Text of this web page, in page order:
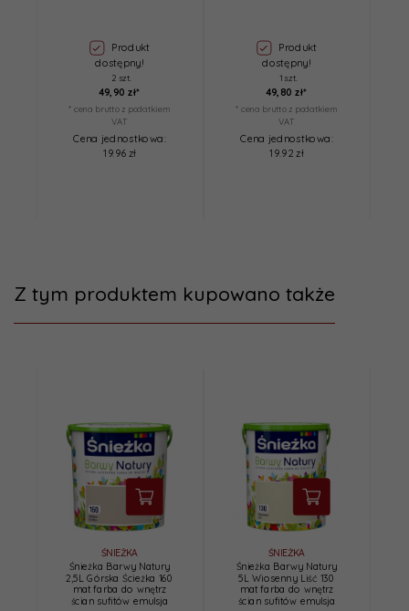
Produkt
dostępny!
2 szt.
49, 90 zł*
* cena brutto z podatkiem
VAT
Cena jednostkowa:
19.96 zł
Produkt
dostępny!
1 szt.
49, 80 zł*
* cena brutto z podatkiem
VAT
Cena jednostkowa:
19.92 zł
Z tym produktem kupowano także
ŚNIEŻKA
Śnieżka Barwy Natury
2,5L Górska Ścieżka 160
mat farba do wnętrz
ścian sufitów emulsja
ŚNIEŻKA
Śnieżka Barwy Natury
5L Wiosenny Liść 130
mat farba do wnętrz
ścian sufitów emulsja